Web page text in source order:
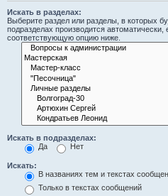
Искать в разделах:
Выберите раздел или разделы, в которых
подразделах производится
соответствующую опцию ниже.
Искать в подразделах:
Да
Нет
Искать:
В названиях тем и текстах
Только в текстах сообщений